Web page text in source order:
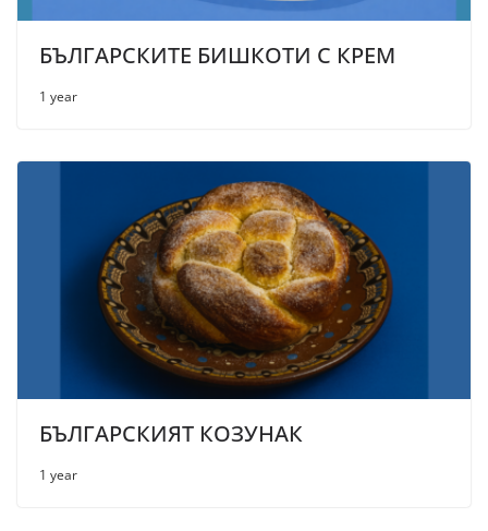
БЪЛГАРСКИТЕ БИШКОТИ С КРЕМ
1 year
БЪЛГАРСКИЯТ КОЗУНАК
1 year